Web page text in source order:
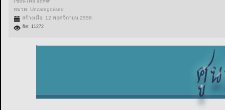
หมวด: Uncategorised
สร้างเมื่อ: 12 พฤศจิกายน 2558
ฮิต: 11272